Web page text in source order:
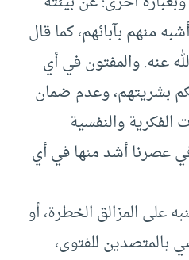
منهم بآبائهم، كما قال
عنه. والمفتون في أي
بشريتهم، وعدم ضمان
الفكرية والنفسية
عصرنا أشد منها في أي
على المزالق الخطرة، أو
بالمتصدين للفتوى،